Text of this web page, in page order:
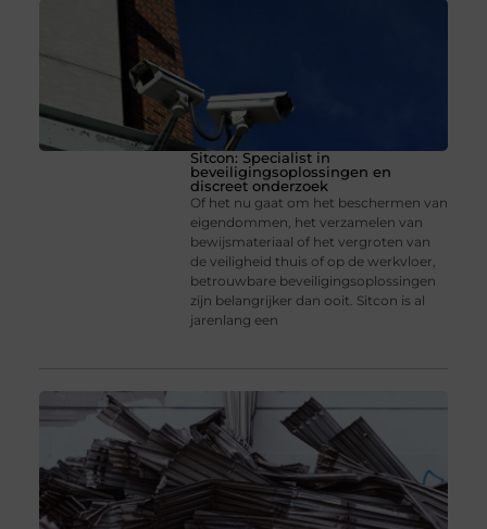
Sitcon: Specialist in
beveiligingsoplossingen en
discreet onderzoek
Of het nu gaat om het beschermen van
eigendommen, het verzamelen van
bewijsmateriaal of het vergroten van
de veiligheid thuis of op de werkvloer,
betrouwbare beveiligingsoplossingen
zijn belangrijker dan ooit. Sitcon is al
jarenlang een